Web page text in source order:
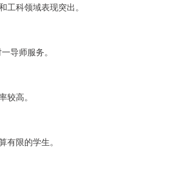
科领域表现突出。
导师服务。
高。
限的学生。